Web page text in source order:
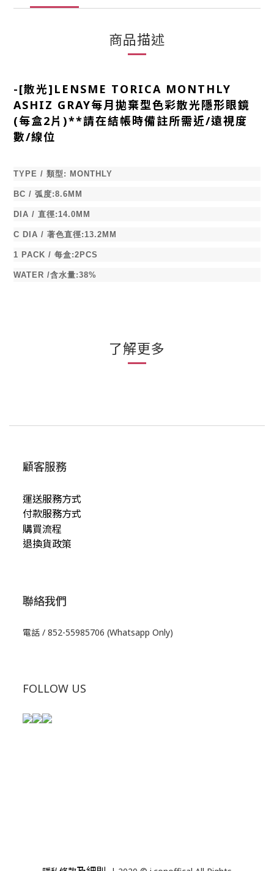
商品描述
-[散光]LENSME TORICA MONTHLY
ASHIZ GRAY每月拋棄型色彩散光隱形眼鏡
(每盒2片)**請在結帳時備註所需近/遠視度
數/線位
TYPE / 類型 : MONTHLY
BC / 弧度:8.6MM
DIA / 直徑:14.0MM
C DIA / 著色直徑:13.2MM
1 PACK / 每盒:2PCS
WATER /含水量:38%
了解更多
顧客服務
運送服務方式
付款服務方式
購買流程
退換貨政策
聯絡我們
電話 / 852-55985706 (Whatsapp Only)
FOLLOW US